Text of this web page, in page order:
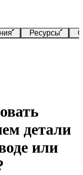
Ресурсы
детали
или